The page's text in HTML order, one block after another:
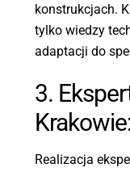
konstrukcjach.
tylko wiedzy
adaptacji do
3.
Realizacja